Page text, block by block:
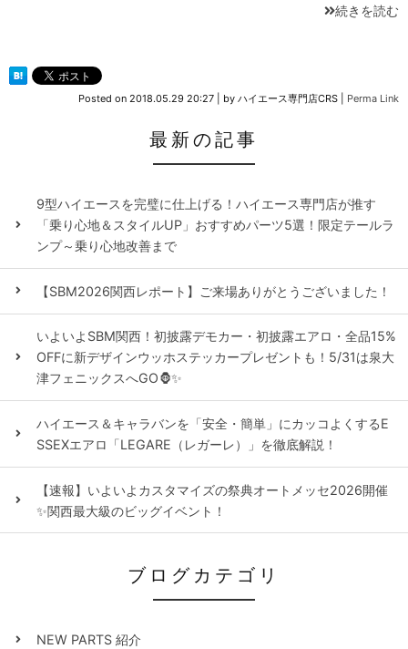
続きを読む
Posted on 2018.05.29 20:27 by ハイエース専門店CRS Perma Link
最新の記事
9型ハイエースを完璧に仕上げる！ハイエース専門店が推す
「乗り心地＆スタイルUP」おすすめパーツ5選！限定テールラ
ンプ～乗り心地改善まで
【SBM2026関西レポート】ご来場ありがとうございました！
いよいよSBM関西！初披露デモカー・初披露エアロ・全品15%
OFFに新デザインウッホステッカープレゼントも！5/31は泉大
津フェニックスへGO🦍✨
ハイエース＆キャラバンを「安全・簡単」にカッコよくするE
SSEXエアロ「LEGARE（レガーレ）」を徹底解説！
【速報】いよいよカスタマイズの祭典オートメッセ2026開催
✨関西最大級のビッグイベント！
ブログカテゴリ
NEW PARTS 紹介